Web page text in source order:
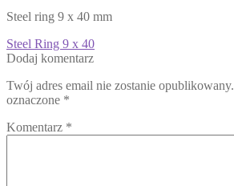
Steel ring 9 x 40 mm
Nawigacja
wpisu
Poprzedni
wpis:
Steel Ring 9 x 40
Dodaj komentarz
Twój adres email nie zostanie opublikowany.
oznaczone *
Komentarz *